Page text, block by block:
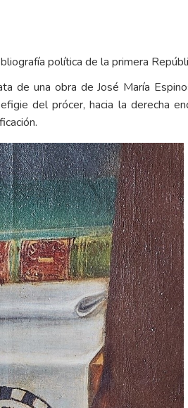
política de la primera
de una obra de José María
del prócer, hacia la derecha